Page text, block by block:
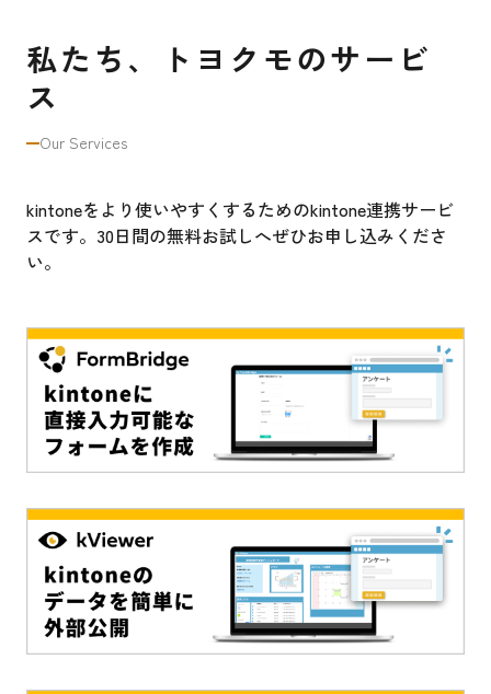
私たち、トヨクモのサービ
ス
Our Services
kintoneをより使いやすくするためのkintone連携サービ
スです。30日間の無料お試しへぜひお申し込みくださ
い。